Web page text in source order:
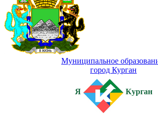
Муниципальное
город Курган
Я Курган